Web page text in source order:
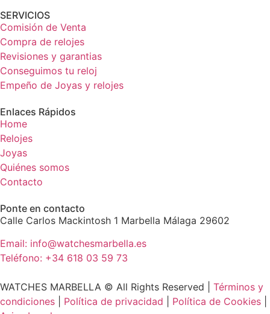
SERVICIOS
Comisión de Venta
Compra de relojes
Revisiones y garantias
Conseguimos tu reloj
Empeño de Joyas y relojes
Enlaces Rápidos
Home
Relojes
Joyas
Quiénes somos
Contacto
Ponte en contacto
Calle Carlos Mackintosh 1 Marbella Málaga 29602
Email: info@watchesmarbella.es
Teléfono: +34 618 03 59 73
WATCHES MARBELLA © All Rights Reserved ​| Términos y
condiciones
Política de privacidad Política de Cookies